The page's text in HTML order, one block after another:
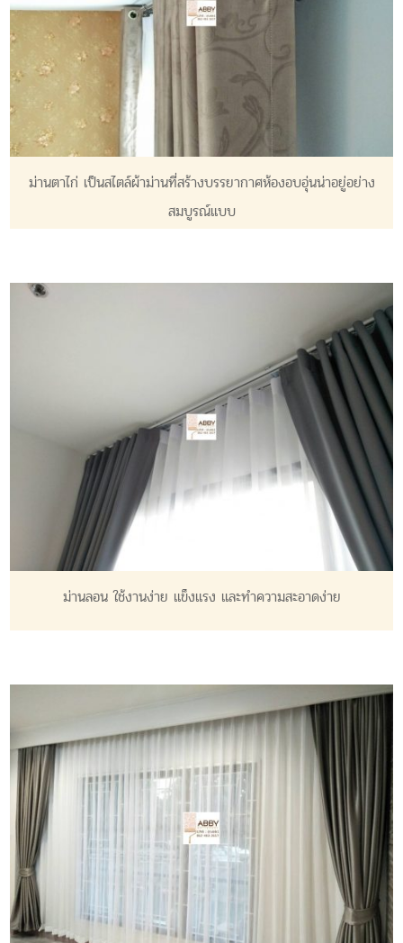
ม่านตาไก่ เป็นสไตล์ผ้าม่านที่สร้างบรรยากาศห้องอบอุ่นน่าอยู่อย่าง
สมบูรณ์แบบ
ม่านลอน ใช้งานง่าย แข็งแรง และทำความสะอาดง่าย